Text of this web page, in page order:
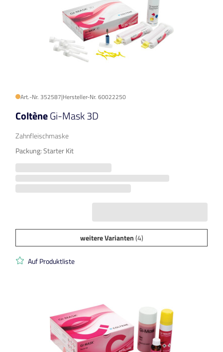
Art.-Nr. 352587|Hersteller-Nr. 60022250
ColtèneGi-Mask 3D
Zahnfleischmaske
Packung: Starter Kit
weitere Varianten(4)
Auf Produktliste